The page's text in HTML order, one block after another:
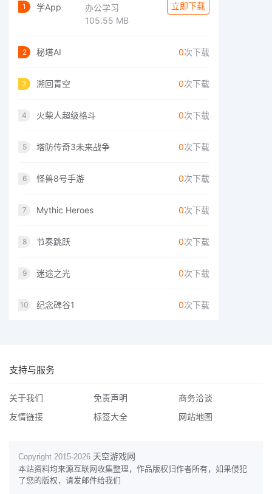
1
办公学习
105.55 MB
立即下载
2 秘塔AI 0次下载
3 溯回青空 0次下载
4 火柴人超级格斗 0次下载
5 塔防传奇3未来战争 0次下载
6 怪兽8号手游 0次下载
7 Mythic Heroes 0次下载
8 节奏跳跃 0次下载
9 迷途之光 0次下载
10 纪念碑谷1 0次下载
支持与服务
关于我们 免责声明
商务洽谈
友情链接
标签大全 网站地图
Copyright 2015-2026 天空游戏网
本站资料均来源互联网收集整理，作品版权归作者所有，如果侵犯
了您的版权，请发邮件给我们